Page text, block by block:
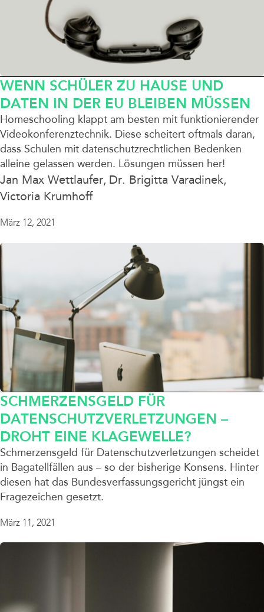
WENN SCHÜLER ZU HAUSE UND
DATEN IN DER EU BLEIBEN MÜSSEN
Homeschooling klappt am besten mit funktionierender
Videokonferenztechnik. Diese scheitert oftmals daran,
dass Schulen mit datenschutzrechtlichen Bedenken
alleine gelassen werden. Lösungen müssen her!
Jan Max Wettlaufer Dr. Brigitta Varadinek
Victoria Krumhoff
März 12, 2021
SCHMERZENSGELD FÜR
DATENSCHUTZVERLETZUNGEN –
DROHT EINE KLAGEWELLE?
Schmerzensgeld für Datenschutzverletzungen scheidet
in Bagatellfällen aus – so der bisherige Konsens. Hinter
diesen hat das Bundesverfassungsgericht jüngst ein
Fragezeichen gesetzt.
März 11, 2021